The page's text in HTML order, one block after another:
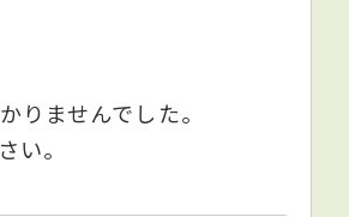
りませんでした。
い。